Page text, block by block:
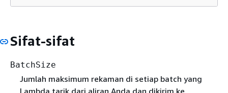
Sifat-sifat
BatchSize
Jumlah maksimum rekaman di setiap batch yang